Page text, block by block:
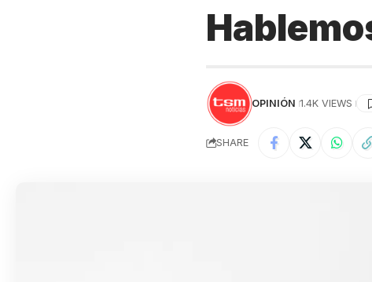
OPINIÓN 1.4K VIEWS
SHARE